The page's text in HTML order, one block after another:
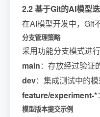
2.2 基于Git的AI模型
在AI模型开发中，Git
分支管理策略
采用功能分支模式进行
main：存放经过验证
dev：集成测试中的
feature/experiment-*
模型版本提交示例